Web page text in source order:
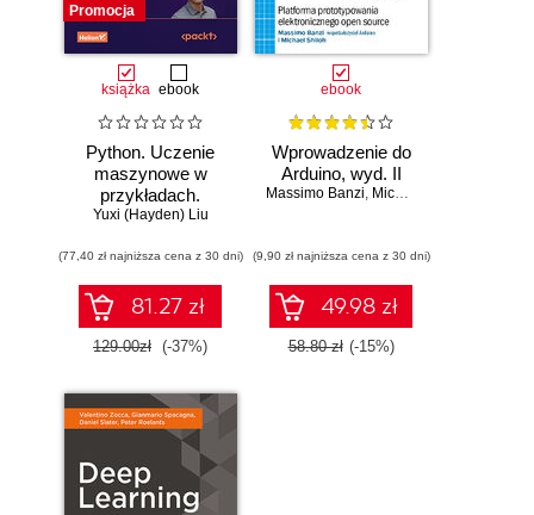
Promocja
książka ebook
Python. Uczenie
maszynowe w
przykładach.
Najlepsze praktyki
zastosowaniach.
Wydanie IV
Yuxi (Hayden) Liu
(77,40 zł najniższa cena z 30 dni)
81.27 zł
129.00zł (-37%)
ebook
Wprowadzenie do
Arduino, wyd. II
Massimo Banzi, Michael Shiloh
(9,90 zł najniższa cena z 30 dni)
49.98 zł
58.80 zł (-15%)